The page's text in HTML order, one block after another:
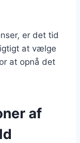
er det tid
at vælge
at opnå det
af